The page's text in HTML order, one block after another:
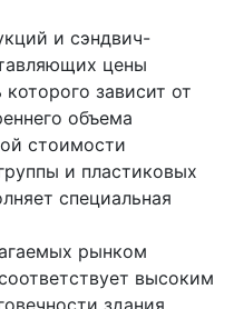
и сэндвич-
цены
зависит от
объема
стоимости
и пластиковых
специальная
рынком
высоким
здания